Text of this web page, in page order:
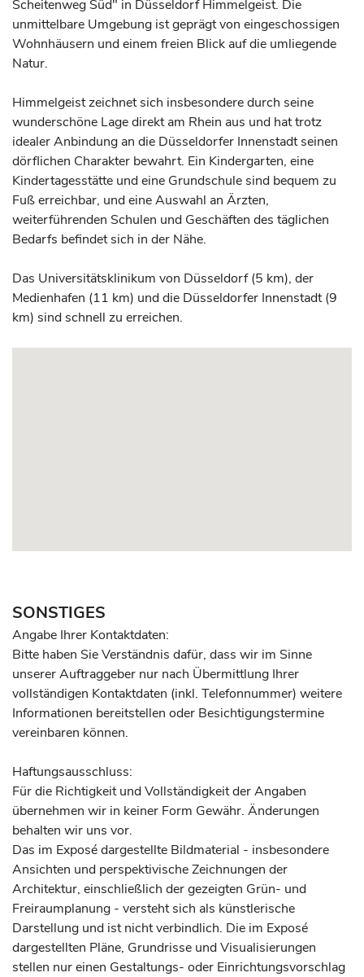
Scheitenweg Süd" in Düsseldorf Himmelgeist. Die
unmittelbare Umgebung ist geprägt von eingeschossigen
Wohnhäusern und einem freien Blick auf die umliegende
Natur.
Himmelgeist zeichnet sich insbesondere durch seine
wunderschöne Lage direkt am Rhein aus und hat trotz
idealer Anbindung an die Düsseldorfer Innenstadt seinen
dörflichen Charakter bewahrt. Ein Kindergarten, eine
Kindertagesstätte und eine Grundschule sind bequem zu
Fuß erreichbar, und eine Auswahl an Ärzten,
weiterführenden Schulen und Geschäften des täglichen
Bedarfs befindet sich in der Nähe.
Das Universitätsklinikum von Düsseldorf (5 km), der
Medienhafen (11 km) und die Düsseldorfer Innenstadt (9
km) sind schnell zu erreichen.
SONSTIGES
Angabe Ihrer Kontaktdaten:
Bitte haben Sie Verständnis dafür, dass wir im Sinne
unserer Auftraggeber nur nach Übermittlung Ihrer
vollständigen Kontaktdaten (inkl. Telefonnummer) weitere
Informationen bereitstellen oder Besichtigungstermine
vereinbaren können.
Haftungsausschluss:
Für die Richtigkeit und Vollständigkeit der Angaben
übernehmen wir in keiner Form Gewähr. Änderungen
behalten wir uns vor.
Das im Exposé dargestellte Bildmaterial - insbesondere
Ansichten und perspektivische Zeichnungen der
Architektur, einschließlich der gezeigten Grün- und
Freiraumplanung - versteht sich als künstlerische
Darstellung und ist nicht verbindlich. Die im Exposé
dargestellten Pläne, Grundrisse und Visualisierungen
stellen nur einen Gestaltungs- oder Einrichtungsvorschlag